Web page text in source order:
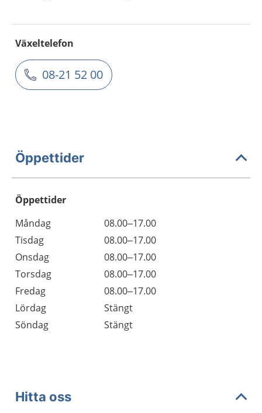
Växeltelefon
08-21 52 00
Öppettider
Öppettider
Dag
Öppettider
Kommentarer
Måndag
08.00–17.00
Tisdag
08.00–17.00
Onsdag
08.00–17.00
Torsdag
08.00–17.00
Fredag
08.00–17.00
Lördag
Stängt
Söndag
Stängt
Hitta oss